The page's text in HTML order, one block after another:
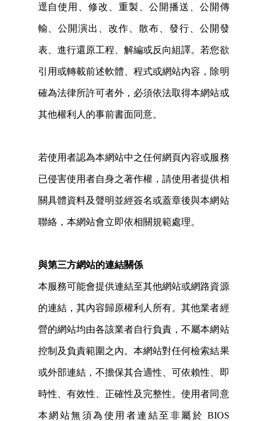
逕自使用、修改、重製、公開播送、公開傳
輸、公開演出、改作、散布、發行、公開發
表、進行還原工程、解編或反向組譯。若您欲
引用或轉載前述軟體、程式或網站內容，除明
確為法律所許可者外，必須依法取得本網站或
其他權利人的事前書面同意。
若使用者認為本網站中之任何網頁內容或服務
已侵害使用者自身之著作權，請使用者提供相
關具體資料及聲明並經簽名或蓋章後與本網站
聯絡，本網站會立即依相關規範處理。
與第三方網站的連結關係
本服務可能會提供連結至其他網站或網路資源
的連結，其內容歸原權利人所有。其他業者經
營的網站均由各該業者自行負責，不屬本網站
控制及負責範圍之內。本網站對任何檢索結果
或外部連結，不擔保其合適性、可依賴性、即
時性、有效性、正確性及完整性。使用者同意
本網站無須為使用者連結至非屬於 BIOS